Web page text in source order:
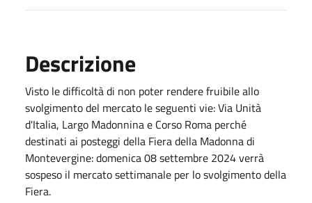
Descrizione
Visto le difficoltà di non poter rendere fruibile allo
svolgimento del mercato le seguenti vie: Via Unità
d'Italia, Largo Madonnina e Corso Roma perché
destinati ai posteggi della Fiera della Madonna di
Montevergine: domenica 08 settembre 2024 verrà
sospeso il mercato settimanale per lo svolgimento della
Fiera.